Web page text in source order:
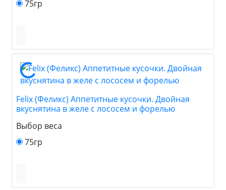
75гр
Felix (Феликс) Аппетитные кусочки. Двойная
вкуснятина в желе с лососем и форелью
Выбор веса
75гр